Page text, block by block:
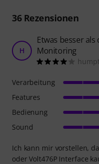
36Rezensionen
H
Etwas besser als
Monitoring
Ich kann mir vorstellen,
oder Volt476P Interface
Verarbeitung
Features
Bedienung
Sound